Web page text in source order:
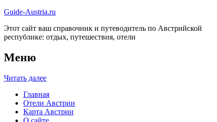
Guide-Austria.ru
Этот сайт ваш справочник и путеводитель по Австрийской
республике: отдых, путешествия, отели
Меню
Читать далее
Главная
Отели Австрии
Карта Австрии
О сайте